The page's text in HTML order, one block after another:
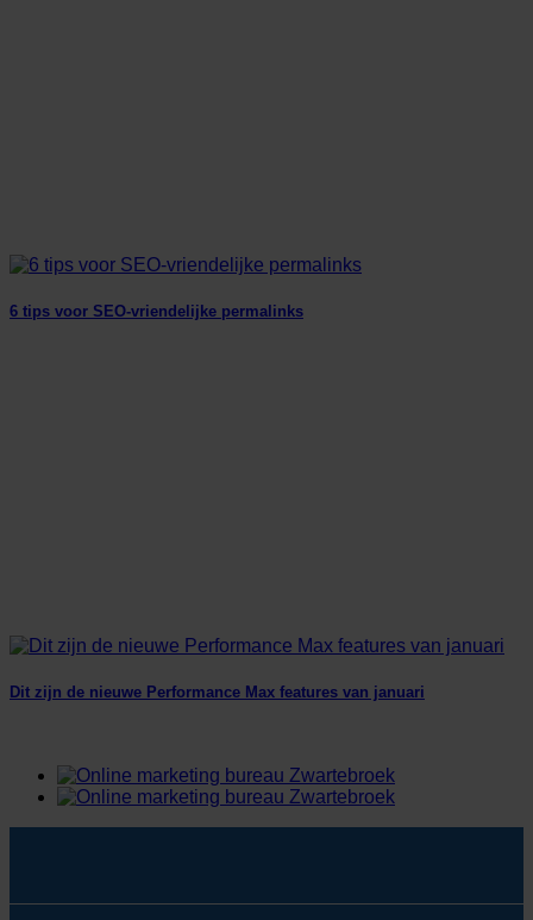
6 tips voor SEO-vriendelijke permalinks
Dit zijn de nieuwe Performance Max features van januari